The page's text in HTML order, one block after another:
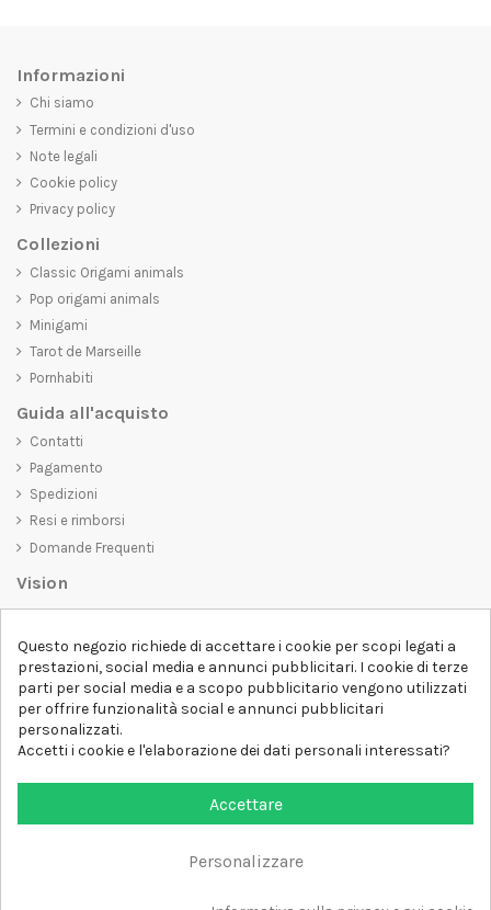
Informazioni
Chi siamo
Termini e condizioni d'uso
Note legali
Cookie policy
Privacy policy
Collezioni
Classic Origami animals
Pop origami animals
Minigami
Tarot de Marseille
Pornhabiti
Guida all'acquisto
Contatti
Pagamento
Spedizioni
Resi e rimborsi
Domande Frequenti
Vision
belli da vedere, ma che trasmettano anche un messaggio importante.
Che siate alla ricerca di una t-shirt unica e di tendenza, di una felpa
comoda e accogliente o di un accessorio esclusivo,D-SHIRTha
qualcosa per tutti.
Follow us
Questo negozio richiede di accettare i cookie per scopi legati a
prestazioni, social media e annunci pubblicitari. I cookie di terze
parti per social media e a scopo pubblicitario vengono utilizzati
per offrire funzionalità social e annunci pubblicitari
personalizzati.
Accetti i cookie e l'elaborazione dei dati personali interessati?
Accettare
Personalizzare